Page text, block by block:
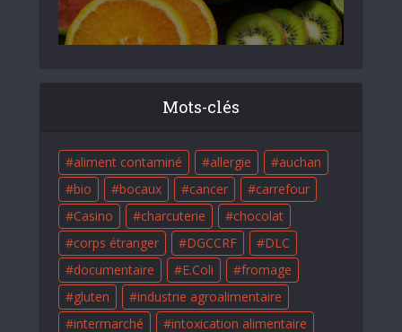
Mots-clés
aliment contaminé allergie
auchan
bio
bocaux cancer
carrefour
Casino
charcuterie
chocolat
corps étranger
DGCCRF
DLC
documentaire
E.Coli
fromage
gluten
industrie agroalimentaire
intermarché
intoxication alimentaire